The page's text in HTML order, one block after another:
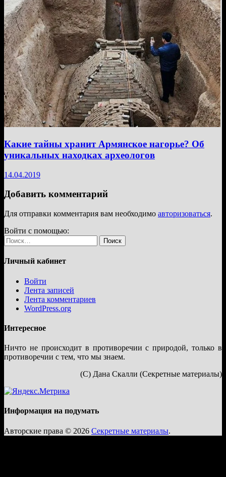
Какие тайны хранит Армянское нагорье? Об
уникальных находках археологов
14.04.2019
Добавить комментарий
Для отправки комментария вам необходимо авторизоваться.
Войти с помощью:
Найти:
Личный кабинет
Войти
Лента записей
Лента комментариев
WordPress.org
Интересное
Ничто не происходит в противоречии с природой, только в
противоречии с тем, что мы знаем.
(С) Дана Скалли (Секретные материалы)
Информация на подумать
Авторские права © 2026 Секретные материалы.